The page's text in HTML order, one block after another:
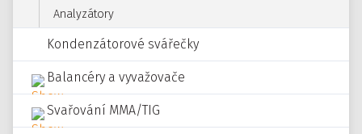
Analyzátory
Kondenzátorové svářečky
Balancéry a vyvažovače
Svařování MMA/TIG